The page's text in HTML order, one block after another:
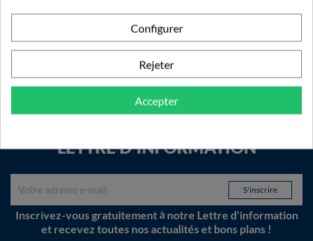
Pharmacie française
Vos commandes validées par un pharmacien.
Fidélité
LETTRE D'INFORMATION
Inscrivez-vous gratuitement à notre Lettre d'information
et recevez toutes nos actualités et bons plans !
Configurer
Rejeter
Accepter